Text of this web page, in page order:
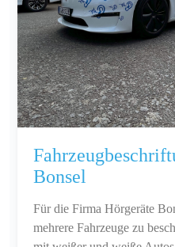
Bonsel
Für die Firma Hörgeräte
mehrere Fahrzeuge zu